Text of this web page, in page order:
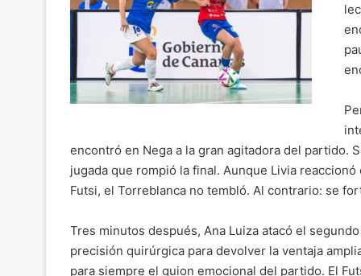
encontró en Nega a la gran agitadora del partido.
jugada que rompió la final. Aunque Livia
Futsi, el Torreblanca no tembló. Al contrario: se
Tres minutos después, Ana Luiza atacó el
precisión quirúrgica para devolver la ventaja
para siempre el guion emocional del partido. El